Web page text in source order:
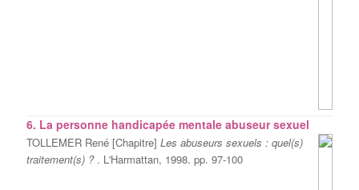
6. La personne handicapée mentale abuseur sexuel
TOLLEMER René [Chapitre] Les abuseurs sexuels : quel(s)
traitement(s) ? . L'Harmattan, 1998. pp. 97-100